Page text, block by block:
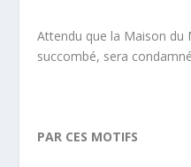
Attendu que la Maison du
succombé, sera
PAR CES MOTIFS